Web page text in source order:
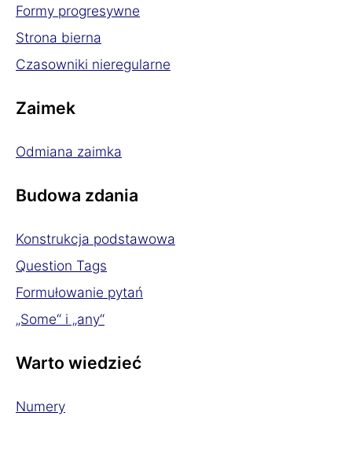
Formy progresywne
Strona bierna
Czasowniki nieregularne
Zaimek
Odmiana zaimka
Budowa zdania
Konstrukcja podstawowa
Question Tags
Formułowanie pytań
„Some“ i „any“
Warto wiedzieć
Numery